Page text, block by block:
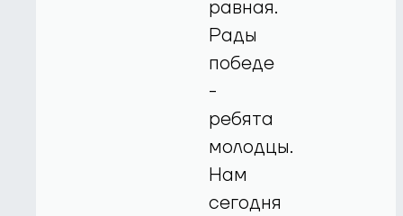
равная.
Рады
победе
-
ребята
молодцы.
Нам
сегодня